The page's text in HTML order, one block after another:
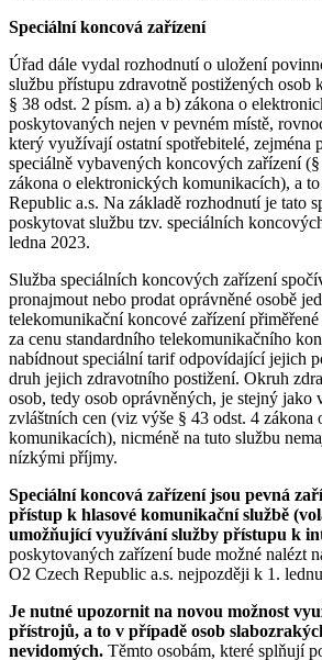
Speciální koncová zařízení
Úřad dále vydal rozhodnutí o uložení
službu přístupu zdravotně postižených osob
§ 38 odst. 2 písm. a) a b) zákona o
poskytovaných nejen v pevném místě,
který využívají ostatní spotřebitelé, zejména
speciálně vybavených koncových zařízení
zákona o elektronických komunikacích), a
Republic a.s. Na základě rozhodnutí je tato
poskytovat službu tzv. speciálních
ledna 2023.
Služba speciálních koncových zařízení
pronajmout nebo prodat oprávněné osobě
telekomunikační koncové zařízení
za cenu standardního telekomunikačního
nabídnout speciální tarif odpovídající jejich
druh jejich zdravotního postižení. Okruh
osob, tedy osob oprávněných, je stejný jako
zvláštních cen (viz výše § 43 odst. 4 zákona
komunikacích), nicméně na tuto službu
nízkými příjmy.
Speciální koncová zařízení jsou pevná
přístup k hlasové komunikační službě
umožňující využívání služby přístupu k
poskytovaných zařízení bude možné nalézt
O2 Czech Republic a.s. nejpozději k 1.
Je nutné upozornit na novou možnost
přístrojů, a to v případě osob
nevidomých. Těmto osobám, které splňují